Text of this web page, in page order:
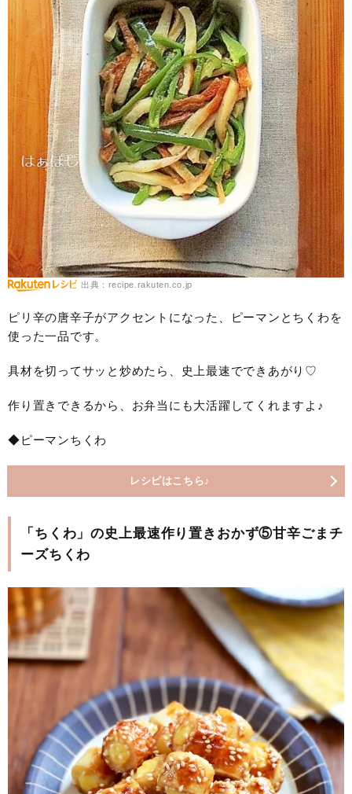
出典：recipe.rakuten.co.jp
ピリ辛の唐辛子がアクセントになった、ピーマンとちくわを
使った一品です。
具材を切ってサッと炒めたら、史上最速でできあがり♡
作り置きできるから、お弁当にも大活躍してくれますよ♪
◆ピーマンちくわ
レシピはこちら♪
「ちくわ」の史上最速作り置きおかず⑤甘辛ごまチ
ーズちくわ